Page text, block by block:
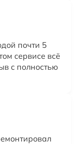
почти 5
сервисе всё
с полностью